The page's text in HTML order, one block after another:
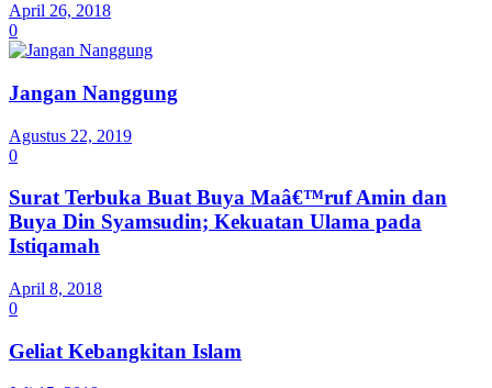
April 26, 2018
0
Jangan Nanggung
Agustus 22, 2019
0
Surat Terbuka Buat Buya Maâ€™ruf Amin dan
Buya Din Syamsudin; Kekuatan Ulama pada
Istiqamah
April 8, 2018
0
Geliat Kebangkitan Islam